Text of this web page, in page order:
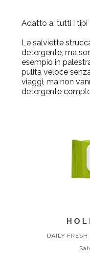
Adatto a: tutti i tipi
Le salviette
detergente, ma
esempio in
pulita veloce
viaggi, ma non
detergente
DAILY